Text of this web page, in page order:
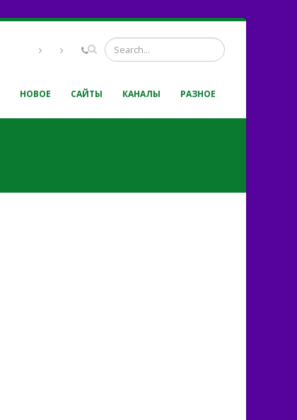
НОВОЕ САЙТЫ КАНАЛЫ РАЗНОЕ